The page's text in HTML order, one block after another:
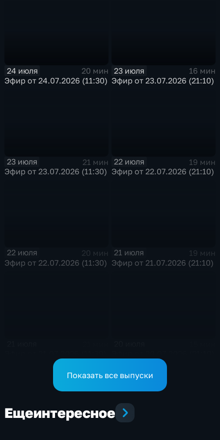
24 июля
20 мин
Эфир от 24.07.2026 (11:30)
23 июля
16 мин
Эфир от 23.07.2026 (21:10)
23 июля
21 мин
Эфир от 23.07.2026 (11:30)
22 июля
19 мин
Эфир от 22.07.2026 (21:10)
22 июля
20 мин
Эфир от 22.07.2026 (11:30)
21 июля
19 мин
Эфир от 21.07.2026 (21:10)
Показать все выпуски
Ещеинтересное